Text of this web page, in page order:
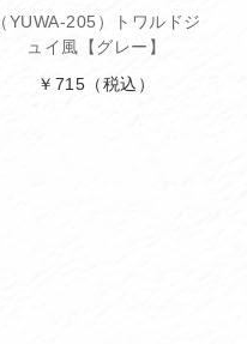
（YUWA-205）トワルドジ
ュイ風【グレー】
￥715 （税込）